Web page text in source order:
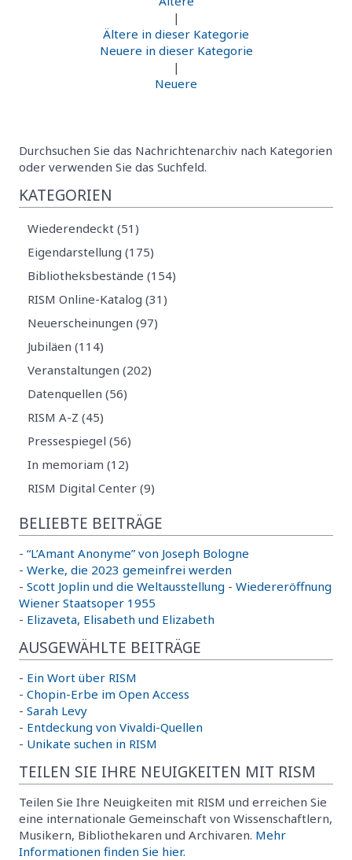
|
Ältere in dieser Kategorie
Neuere in dieser Kategorie
|
Neuere
Durchsuchen Sie das Nachrichtenarchiv nach Kategorien
oder verwenden Sie das Suchfeld.
KATEGORIEN
Wiederendeckt (51)
Eigendarstellung (175)
Bibliotheksbestände (154)
RISM Online-Katalog (31)
Neuerscheinungen (97)
Jubiläen (114)
Veranstaltungen (202)
Datenquellen (56)
RISM A-Z (45)
Pressespiegel (56)
In memoriam (12)
RISM Digital Center (9)
BELIEBTE BEITRÄGE
- “L’Amant Anonyme” von Joseph Bologne
- Werke, die 2023 gemeinfrei werden
- Scott Joplin und die Weltausstellung - Wiedereröffnung
Wiener Staatsoper 1955
- Elizaveta, Elisabeth und Elizabeth
AUSGEWÄHLTE BEITRÄGE
- Ein Wort über RISM
- Chopin-Erbe im Open Access
- Sarah Levy
- Entdeckung von Vivaldi-Quellen
- Unikate suchen in RISM
TEILEN SIE IHRE NEUIGKEITEN MIT RISM
Teilen Sie Ihre Neuigkeiten mit RISM und erreichen Sie
eine internationale Gemeinschaft von Wissenschaftlern,
Musikern, Bibliothekaren und Archivaren. Mehr
Informationen finden Sie hier.